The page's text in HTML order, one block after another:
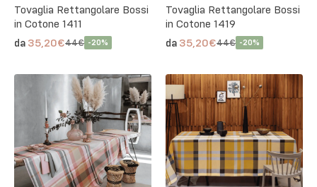
Tovaglia Rettangolare Bossi
in Cotone 1411
da 35,20€44€ -20%
Tovaglia Rettangolare Bossi
in Cotone 1419
da 35,20€44€ -20%